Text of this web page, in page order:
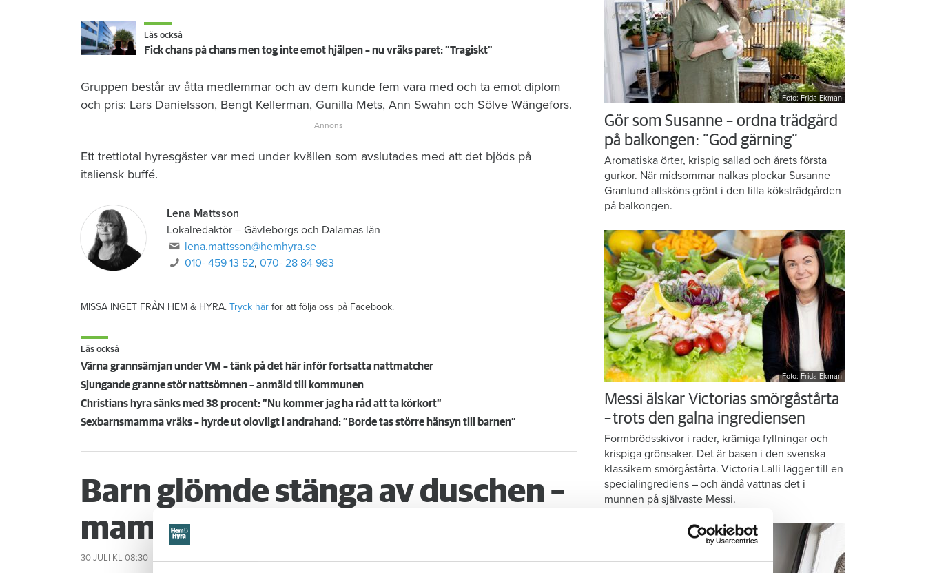
Läs också
Fick chans på chans men tog inte emot hjälpen – nu vräks paret: ”Tragiskt"
Gruppen består av åtta medlemmar och av dem kunde fem vara med och ta emot diplom
och pris: Lars Danielsson, Bengt Kellerman, Gunilla Mets, Ann Swahn och Sölve Wängefors.
Ett trettiotal hyresgäster var med under kvällen som avslutades med att det bjöds på
italiensk buffé.
Lena Mattsson
Lokalredaktör – Gävleborgs och Dalarnas län
lena.mattsson@hemhyra.se
010- 459 13 52,070- 28 84 983
MISSA INGET FRÅN HEM & HYRA. Tryck här för att följa oss på Facebook.
Läs också
Värna grannsämjan under VM – tänk på det här inför fortsatta nattmatcher
Sjungande granne stör nattsömnen – anmäld till kommunen
Christians hyra sänks med 38 procent: ”Nu kommer jag ha råd att ta körkort”
Sexbarnsmamma vräks – hyrde ut olovligt i andrahand: ”Borde tas större hänsyn till barnen”
Barn glömde stänga av duschen –
mamman måste betala 300 000
30 JULI KL 08:30
Foto: Frida Ekman
Gör som Susanne – ordna trädgård
på balkongen: ”God gärning”
Aromatiska örter, krispig sallad och årets första
gurkor. När midsommar nalkas plockar Susanne
Granlund allsköns grönt i den lilla köksträdgården
på balkongen.
Foto: Frida Ekman
Messi älskar Victorias smörgåstårta
– trots den galna ingrediensen
Formbrödsskivor i rader, krämiga fyllningar och
krispiga grönsaker. Det är basen i den svenska
klassikern smörgåstårta. Victoria Lalli lägger till en
specialingrediens – och ändå vattnas det i
munnen på självaste Messi.